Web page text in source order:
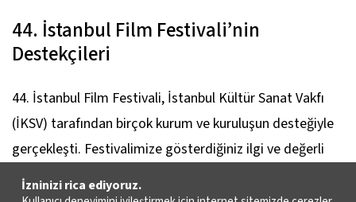
44. İstanbul Film Festivali’nin
Destekçileri
44. İstanbul Film Festivali, İstanbul Kültür Sanat Vakfı
(İKSV) tarafından birçok kurum ve kuruluşun desteğiyle
gerçekleşti. Festivalimize gösterdiğiniz ilgi ve değerli
desteğiniz için teşekkür ederiz.
İzninizi rica ediyoruz.